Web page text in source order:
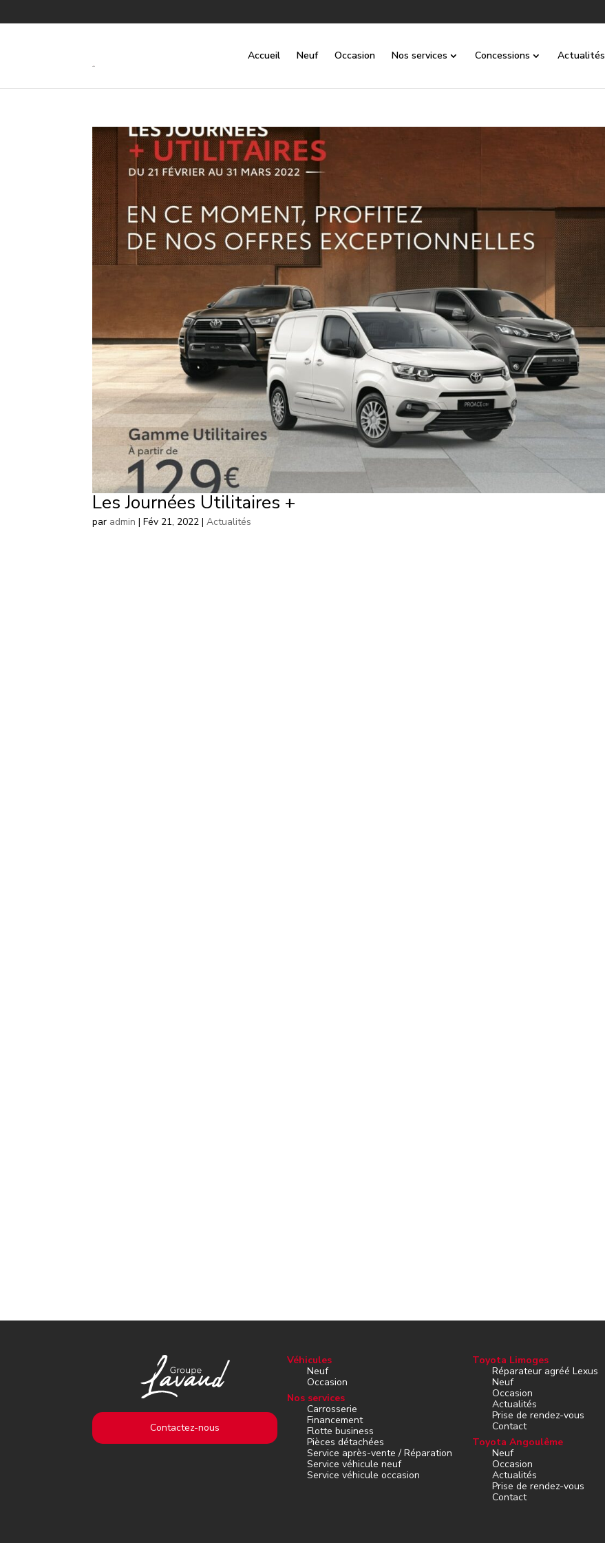
Accueil Neuf Occasion Nos services Concessions Actualités
Les Journées Utilitaires +
par admin |Fév 21, 2022 |Actualités
Contactez-nous
Véhicules
Neuf
Occasion
Nos services
Carrosserie
Financement
Flotte business
Pièces détachées
Service après-vente / Réparation
Service véhicule neuf
Service véhicule occasion
Toyota Limoges
Réparateur agréé Lexus
Neuf
Occasion
Actualités
Prise de rendez-vous
Contact
Toyota Angoulême
Neuf
Occasion
Actualités
Prise de rendez-vous
Contact